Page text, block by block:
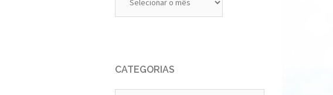
Anteriores
CATEGORIAS